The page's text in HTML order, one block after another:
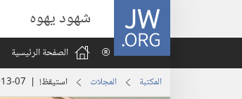
JW.ORG شهود يهوه
الصفحة الرئيسية
المكتبة المجلات استيقظ‏!‏ | 2013-07